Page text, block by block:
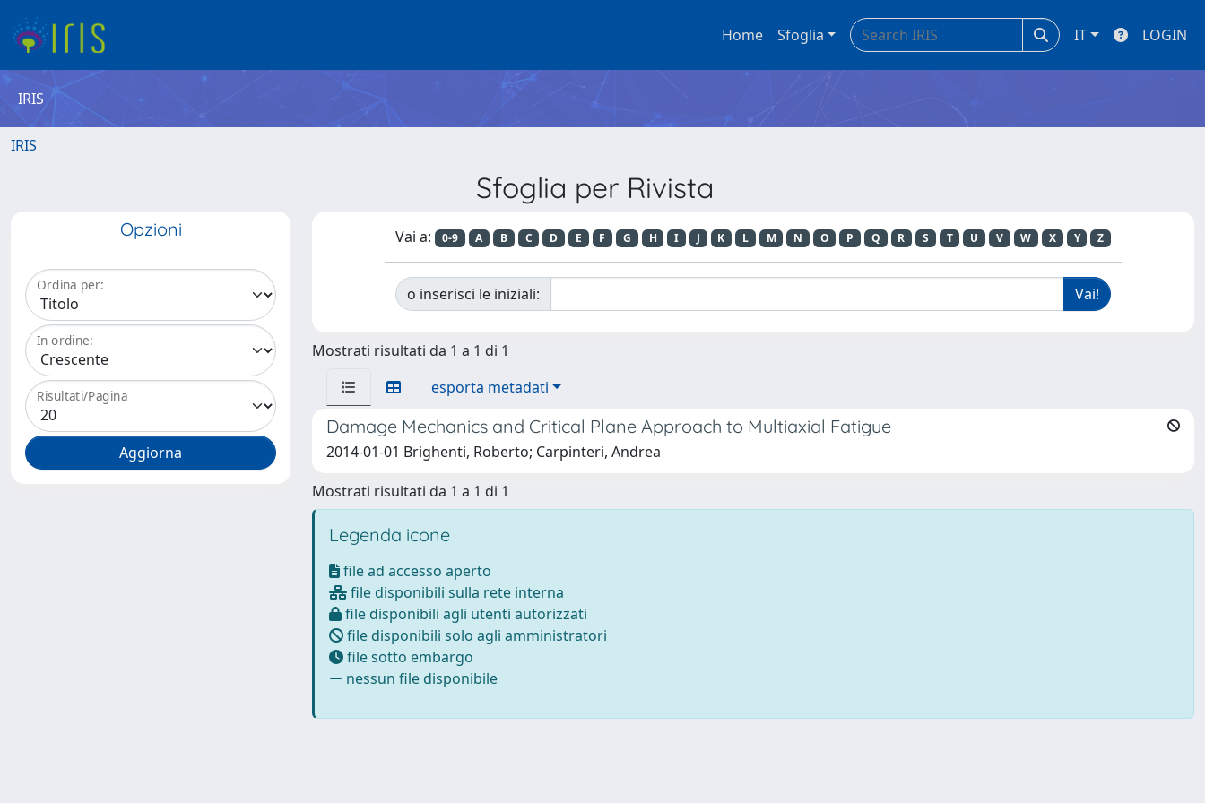
Home Sfoglia IT LOGIN
IRIS
IRIS
Sfoglia per Rivista
Opzioni
Ordina per:
In ordine:
Risultati/Pagina
Vai a: 0-9 A B C D E F G H I J K L M N O P Q R S T U V W X Y Z
o inserisci le iniziali:
Mostrati risultati da 1 a 1 di 1
esporta metadati
Damage Mechanics and Critical Plane Approach to Multiaxial Fatigue
2014-01-01 Brighenti, Roberto; Carpinteri, Andrea
Mostrati risultati da 1 a 1 di 1
Legenda icone
file ad accesso aperto
file disponibili sulla rete interna
file disponibili agli utenti autorizzati
file disponibili solo agli amministratori
file sotto embargo
nessun file disponibile